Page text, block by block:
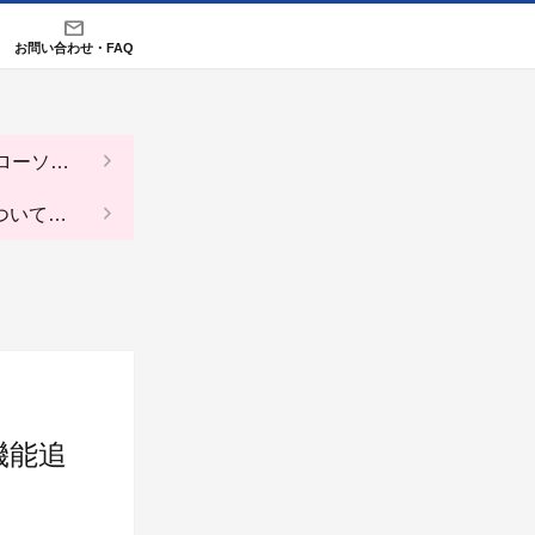
お問い合わせ・FAQ
ーソ
いての
追